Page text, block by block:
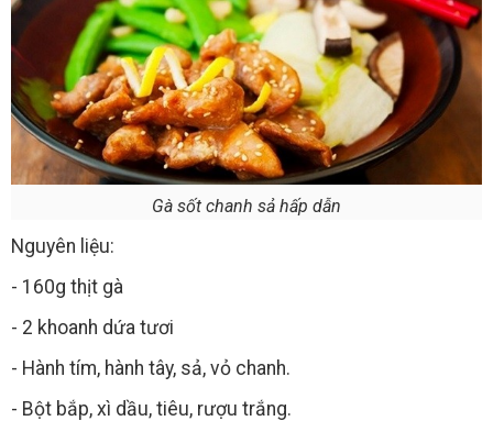
Gà sốt chanh sả hấp dẫn
Nguyên liệu:
- 160g thịt gà
- 2 khoanh dứa tươi
- Hành tím, hành tây, sả, vỏ chanh.
- Bột bắp, xì dầu, tiêu, rượu trắng.